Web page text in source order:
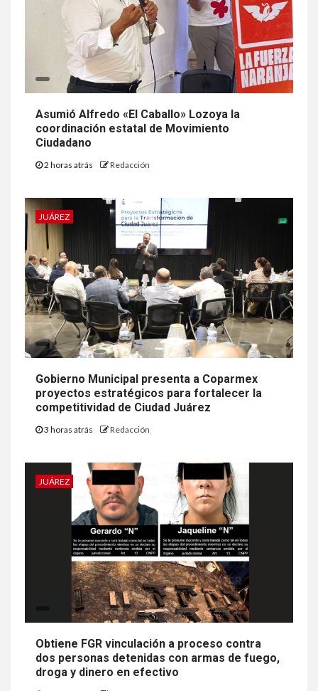
Asumió Alfredo «El Caballo» Lozoya la
coordinación estatal de Movimiento
Ciudadano
2 horas atrás Redacción
JUÁREZ
Gobierno Municipal presenta a Coparmex
proyectos estratégicos para fortalecer la
competitividad de Ciudad Juárez
3 horas atrás Redacción
JUÁREZ
Obtiene FGR vinculación a proceso contra
dos personas detenidas con armas de fuego,
droga y dinero en efectivo